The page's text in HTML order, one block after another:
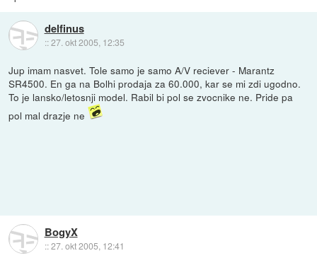
delfinus
::27. okt 2005, 12:35
Jup imam nasvet. Tole samo je samo A/V reciever - Marantz
SR4500. En ga na Bolhi prodaja za 60.000, kar se mi zdi ugodno.
To je lansko/letosnji model. Rabil bi pol se zvocnike ne. Pride pa
pol mal drazje ne
BogyX
::27. okt 2005, 12:41